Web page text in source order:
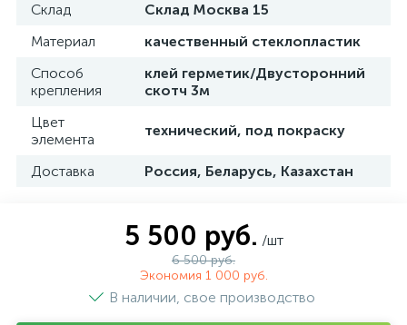
Склад
Склад Москва 15
Материал
качественный стеклопластик
Способ
крепления
клей герметик/Двусторонний
скотч 3м
Цвет
элемента
технический, под покраску
Доставка Россия, Беларусь, Казахстан
5 500 руб. /шт
6 500 руб.
Экономия 1 000 руб.
В наличии, свое производство